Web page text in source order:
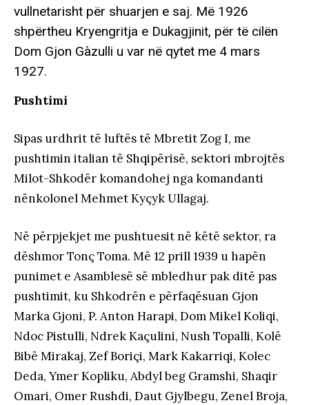
vullnetarisht për shuarjen e saj. Më 1926
shpërtheu Kryengritja e Dukagjinit, për të cilën
Dom Gjon Gàzulli u var në qytet me 4 mars
1927.
Pushtimi
Sipas urdhrit të luftës të Mbretit Zog I, me
pushtimin italian të Shqipërisë, sektori mbrojtës
Milot-Shkodër komandohej nga komandanti
nënkolonel Mehmet Kyçyk Ullagaj.
Në përpjekjet me pushtuesit në këtë sektor, ra
dëshmor Tonç Toma. Më 12 prill 1939 u hapën
punimet e Asamblesë së mbledhur pak ditë pas
pushtimit, ku Shkodrën e përfaqësuan Gjon
Marka Gjoni, P. Anton Harapi, Dom Mikel Koliqi,
Ndoc Pistulli, Ndrek Kaçulini, Nush Topalli, Kolë
Bibë Mirakaj, Zef Boriçi, Mark Kakarriqi, Kolec
Deda, Ymer Kopliku, Abdyl beg Gramshi, Shaqir
Omari, Omer Rushdi, Daut Gjylbegu, Zenel Broja,